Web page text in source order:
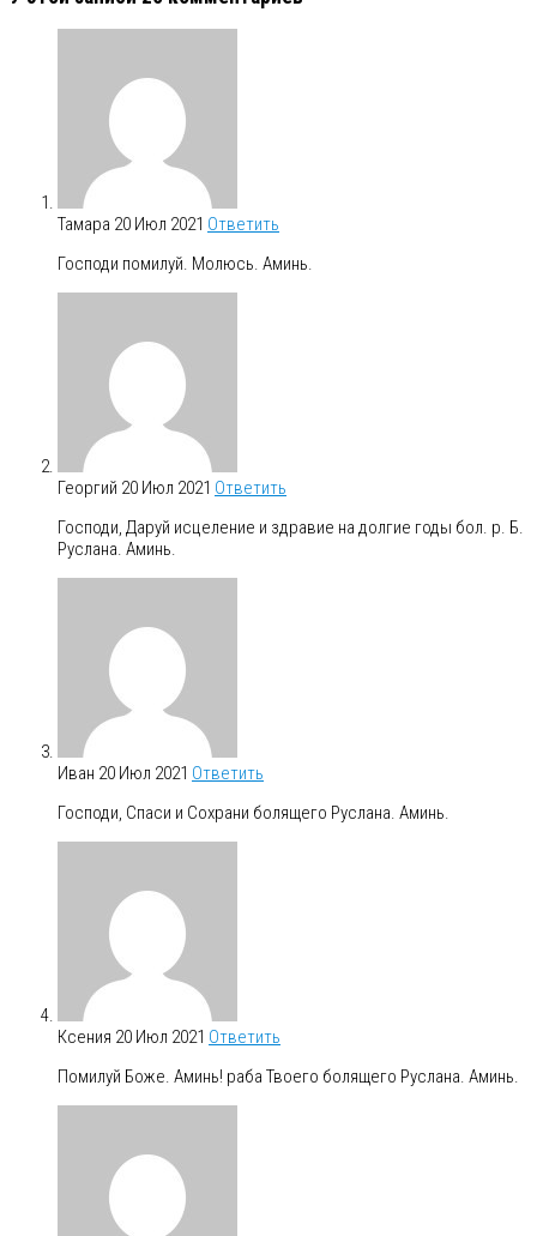
Тамара 20 Июл 2021 Ответить
Господи помилуй. Молюсь. Аминь.
Георгий 20 Июл 2021 Ответить
Господи, Даруй исцеление и здравие на долгие годы бол. р. Б.
Руслана. Аминь.
Иван 20 Июл 2021 Ответить
Господи, Спаси и Сохрани болящего Руслана. Аминь.
Ксения 20 Июл 2021 Ответить
Помилуй Боже. Аминь! раба Твоего болящего Руслана. Аминь.